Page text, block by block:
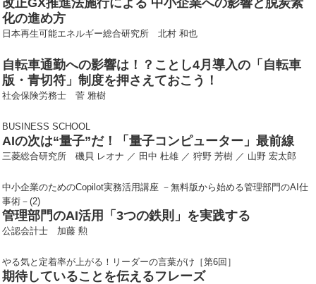
改正GX推進法施行による 中小企業への影響と脱炭素
化の進め方
日本再生可能エネルギー総合研究所 北村 和也
自転車通勤への影響は！？ことし4月導入の「自転車
版・青切符」制度を押さえておこう！
社会保険労務士 菅 雅樹
BUSINESS SCHOOL
AIの次は“量子”だ！「量子コンピューター」最前線
三菱総合研究所 磯貝 レオナ ／ 田中 杜雄 ／ 狩野 芳樹 ／ 山野 宏太郎
中小企業のためのCopilot実務活用講座 －無料版から始める管理部門のAI仕
事術－(2)
管理部門のAI活用「3つの鉄則」を実践する
公認会計士 加藤 勲
やる気と定着率が上がる！リーダーの言葉がけ［第6回］
期待していることを伝えるフレーズ